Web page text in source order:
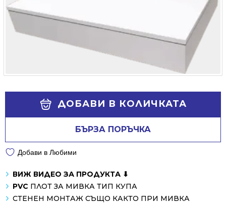
ДОБАВИ В КОЛИЧКАТА
БЪРЗА ПОРЪЧКА
Добави в Любими
ВИЖ ВИДЕО ЗА ПРОДУКТА ⬇
PVC ПЛОТ ЗА МИВКА ТИП КУПА
СТЕНЕН МОНТАЖ СЪЩО КАКТО ПРИ МИВКА